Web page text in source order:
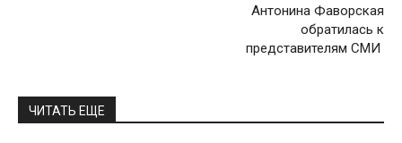
Антонина Фаворская
обратилась к
представителям СМИ
ЧИТАТЬ ЕЩЕ